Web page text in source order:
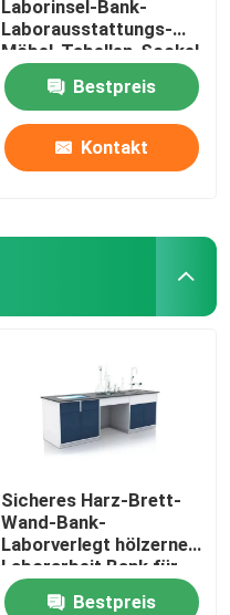
Laborinsel-Bank-
Laborausstattungs-
Möbel-Tabellen-Sockel
Bestpreis
Kontakt
Sicheres Harz-Brett-
Wand-Bank-
Laborverlegt hölzerne
Laborarbeit Bank für
Schule
Bestpreis